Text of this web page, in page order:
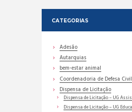
CATEGORIAS
Adesão
Autarquias
bem-estar animal
Coordenadoria de Defesa Civil
Dispensa de Licitação
Dispensa de Licitação – UG
Dispensa de Licitação – UG